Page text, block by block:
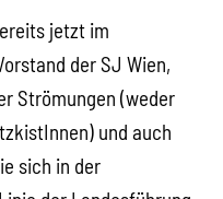
jetzt im
der SJ Wien,
Strömungen (weder
und auch
sich in der